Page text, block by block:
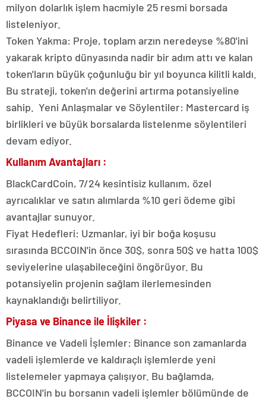
milyon dolarlık işlem hacmiyle 25 resmi borsada
listeleniyor.
Token Yakma: Proje, toplam arzın neredeyse %80'ini
yakarak kripto dünyasında nadir bir adım attı ve kalan
token'ların büyük çoğunluğu bir yıl boyunca kilitli kaldı.
Bu strateji, token'ın değerini artırma potansiyeline
sahip. Yeni Anlaşmalar ve Söylentiler: Mastercard iş
birlikleri ve büyük borsalarda listelenme söylentileri
devam ediyor.
Kullanım Avantajları :
BlackCardCoin, 7/24 kesintisiz kullanım, özel
ayrıcalıklar ve satın alımlarda %10 geri ödeme gibi
avantajlar sunuyor.
Fiyat Hedefleri: Uzmanlar, iyi bir boğa koşusu
sırasında BCCOIN'in önce 30$, sonra 50$ ve hatta 100$
seviyelerine ulaşabileceğini öngörüyor. Bu
potansiyelin projenin sağlam ilerlemesinden
kaynaklandığı belirtiliyor.
Piyasa ve Binance ile İlişkiler :
Binance ve Vadeli İşlemler: Binance son zamanlarda
vadeli işlemlerde ve kaldıraçlı işlemlerde yeni
listelemeler yapmaya çalışıyor. Bu bağlamda,
BCCOIN'in bu borsanın vadeli işlemler bölümünde de